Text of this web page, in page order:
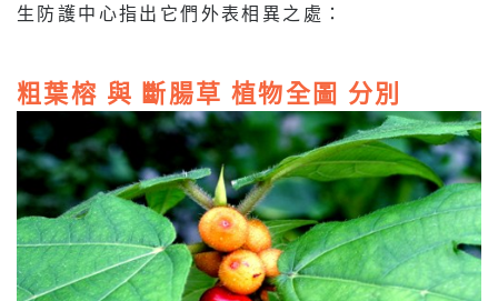
生防護中心指出它們外表相異之處：
粗葉榕 與 斷腸草 植物全圖 分別